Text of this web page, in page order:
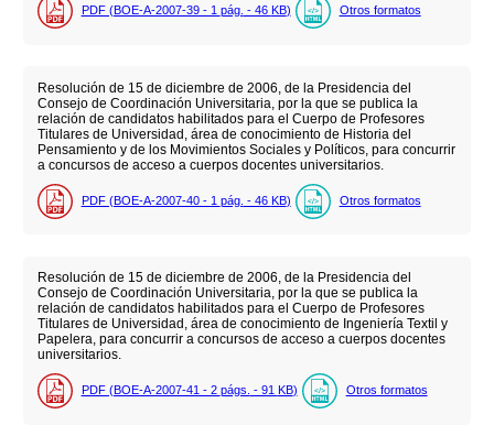
PDF (BOE-A-2007-39 - 1 pág. - 46 KB) Otros formatos
Resolución de 15 de diciembre de 2006, de la Presidencia del
Consejo de Coordinación Universitaria, por la que se publica la
relación de candidatos habilitados para el Cuerpo de Profesores
Titulares de Universidad, área de conocimiento de Historia del
Pensamiento y de los Movimientos Sociales y Políticos, para concurrir
a concursos de acceso a cuerpos docentes universitarios.
PDF (BOE-A-2007-40 - 1 pág. - 46 KB) Otros formatos
Resolución de 15 de diciembre de 2006, de la Presidencia del
Consejo de Coordinación Universitaria, por la que se publica la
relación de candidatos habilitados para el Cuerpo de Profesores
Titulares de Universidad, área de conocimiento de Ingeniería Textil y
Papelera, para concurrir a concursos de acceso a cuerpos docentes
universitarios.
PDF (BOE-A-2007-41 - 2 págs. - 91 KB) Otros formatos